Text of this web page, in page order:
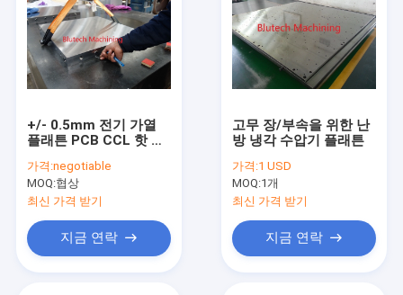
+/- 0.5mm 전기 가열
플래튼 PCB CCL 핫 프
가격:negotiable
MOQ:협상
최신 가격 받기
지금 연락
고무 장/부속을 위한 난
방 냉각 수압기 플래튼
가격:1 USD
MOQ:1개
최신 가격 받기
지금 연락